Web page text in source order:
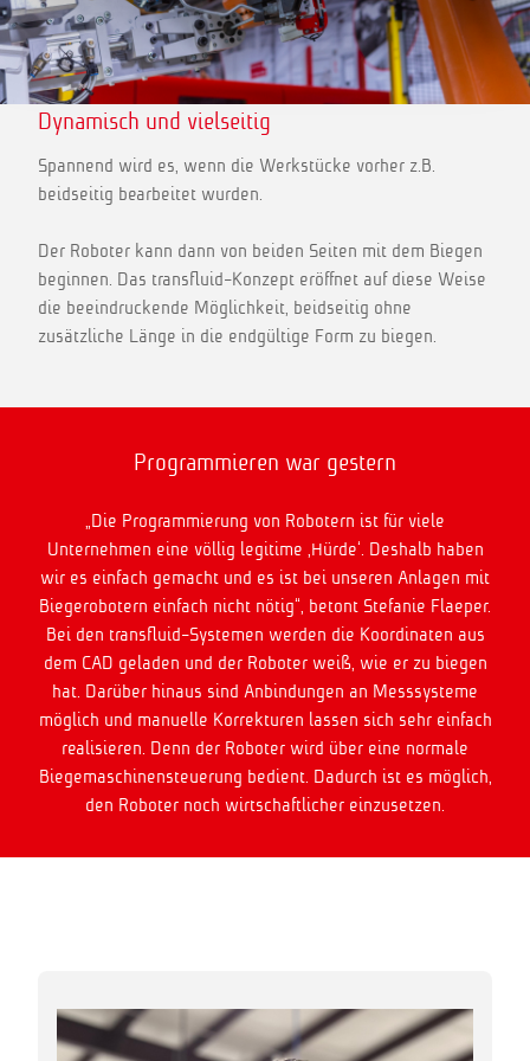
Dynamisch und vielseitig
Spannend wird es, wenn die Werkstücke vorher z.B.
beidseitig bearbeitet wurden.
Der Roboter kann dann von beiden Seiten mit dem Biegen
beginnen. Das transfluid-Konzept eröffnet auf diese Weise
die beeindruckende Möglichkeit, beidseitig ohne
zusätzliche Länge in die endgültige Form zu biegen.
Programmieren war gestern
„Die Programmierung von Robotern ist für viele
Unternehmen eine völlig legitime ‚Hürde‘. Deshalb haben
wir es einfach gemacht und es ist bei unseren Anlagen mit
Biegerobotern einfach nicht nötig“, betont Stefanie Flaeper.
Bei den transfluid-Systemen werden die Koordinaten aus
dem CAD geladen und der Roboter weiß, wie er zu biegen
hat. Darüber hinaus sind Anbindungen an Messsysteme
möglich und manuelle Korrekturen lassen sich sehr einfach
realisieren. Denn der Roboter wird über eine normale
Biegemaschinensteuerung bedient. Dadurch ist es möglich,
den Roboter noch wirtschaftlicher einzusetzen.